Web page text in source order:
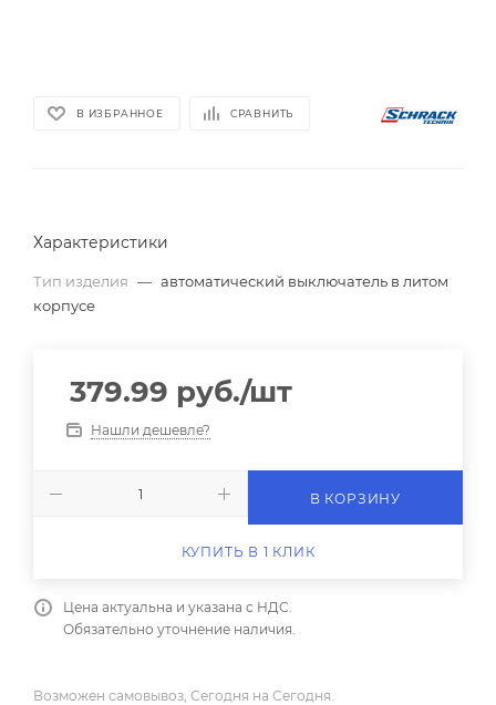
В ИЗБРАННОЕ СРАВНИТЬ
Характеристики
Тип изделия — автоматический выключатель в литом
корпусе
379.99 руб./шт
Нашли дешевле?
В КОРЗИНУ
КУПИТЬ В 1 КЛИК
Цена актуальна и указана с НДС.
Обязательно уточнение наличия.
Возможен самовывоз, Сегодня на Сегодня.